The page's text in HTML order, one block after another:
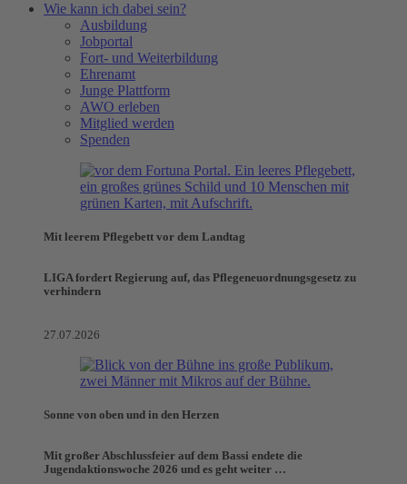
Wie kann ich dabei sein?
Ausbildung
Jobportal
Fort- und Weiterbildung
Ehrenamt
Junge Plattform
AWO erleben
Mitglied werden
Spenden
Mit leerem Pflegebett vor dem Landtag
LIGA fordert Regierung auf, das Pflegeneuordnungsgesetz zu
verhindern
27.07.2026
Sonne von oben und in den Herzen
Mit großer Abschlussfeier auf dem Bassi endete die
Jugendaktionswoche 2026 und es geht weiter …